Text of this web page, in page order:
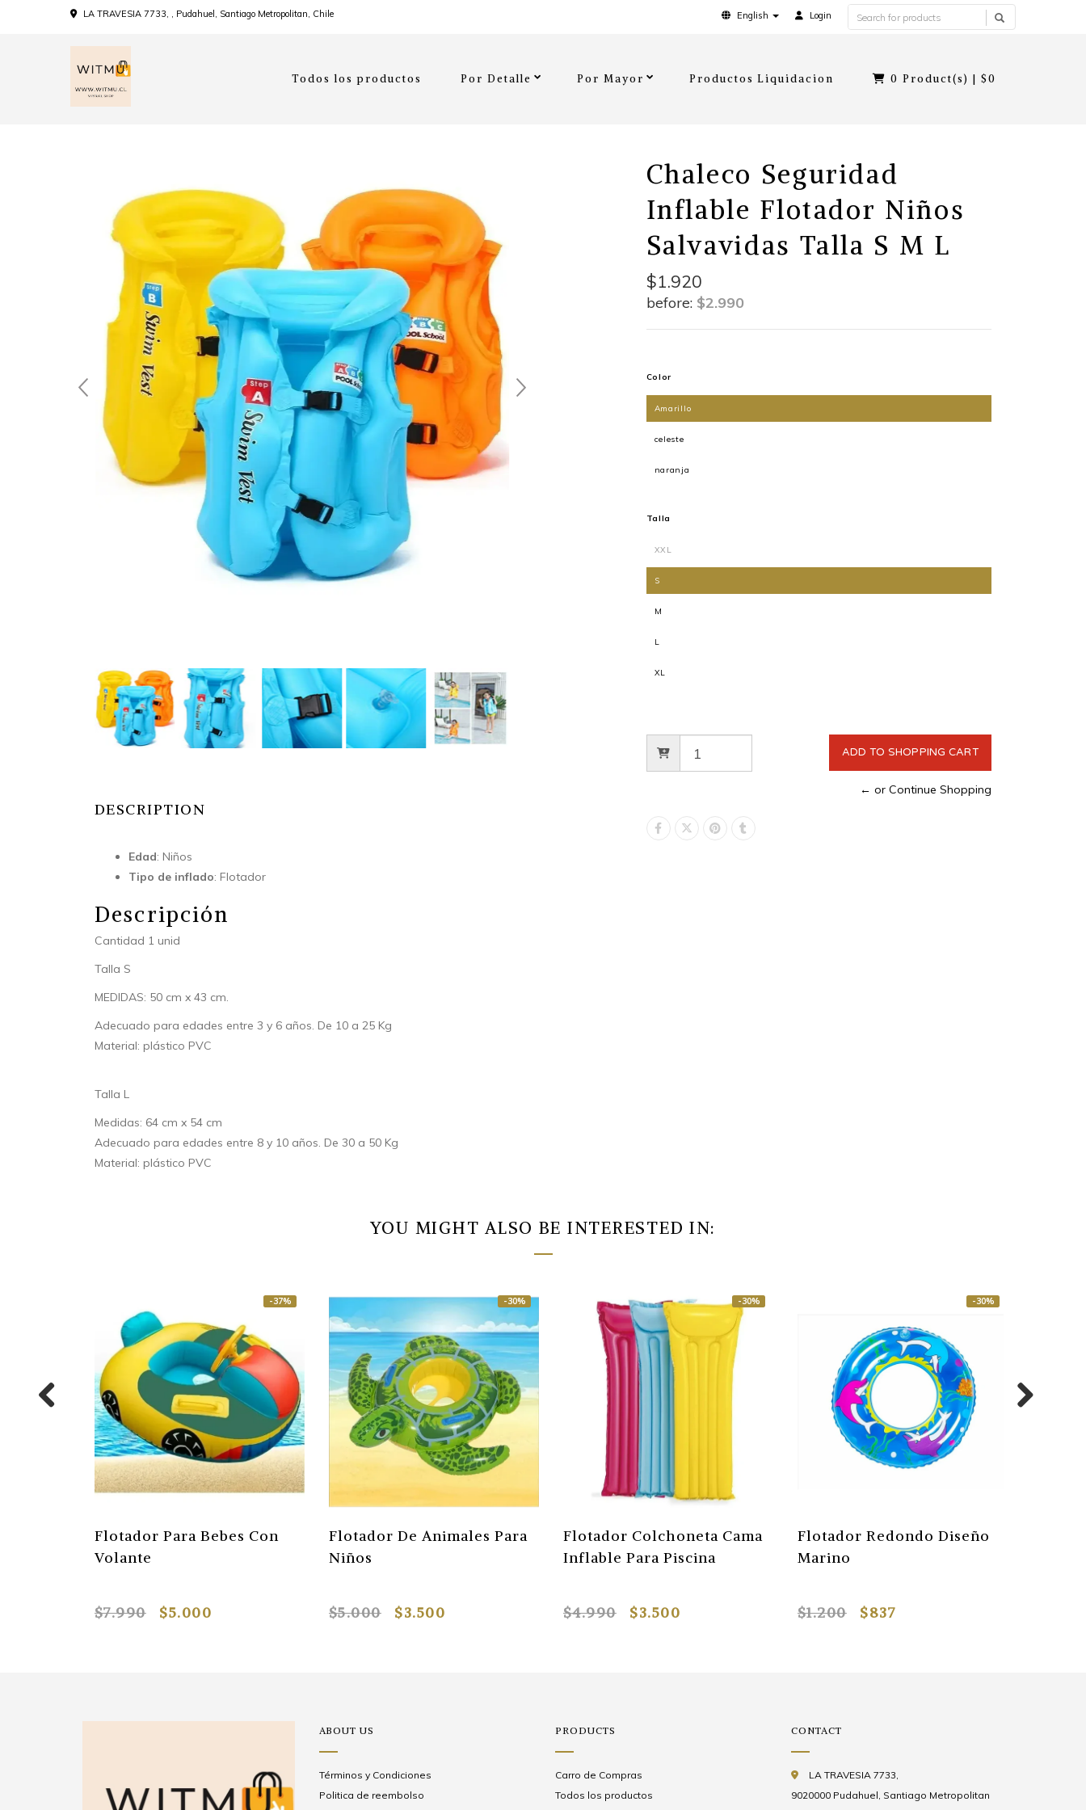
LA TRAVESIA 7733, , Pudahuel, Santiago Metropolitan, Chile English Login
Todos los productos Por Detalle Por Mayor Productos Liquidacion 0 Product(s) |$0
DESCRIPTION
Edad: Niños
Tipo de inflado: Flotador
Descripción
Cantidad 1 unid
Talla S
MEDIDAS: 50 cm x 43 cm.
Adecuado para edades entre 3 y 6 años. De 10 a 25 Kg
Material: plástico PVC
Talla L
Medidas: 64 cm x 54 cm
Adecuado para edades entre 8 y 10 años. De 30 a 50 Kg
Material: plástico PVC
Chaleco Seguridad
Inflable Flotador Niños
Salvavidas Talla S M L
$1.920
before: $2.990
Color
Amarillo
celeste
naranja
Talla
XXL
S
M
L
XL
← or Continue Shopping
YOU MIGHT ALSO BE INTERESTED IN:
-37%
Flotador Para Bebes Con
Volante
$7.990 $5.000
-30%
Flotador De Animales Para
Niños
$5.000 $3.500
-30%
Flotador Colchoneta Cama
Inflable Para Piscina
$4.990 $3.500
-30%
Flotador Redondo Diseño
Marino
$1.200 $837
ABOUT US
Términos y Condiciones
Politica de reembolso
PRODUCTS
Carro de Compras
Todos los productos
CONTACT
LA TRAVESIA 7733,
9020000 Pudahuel, Santiago Metropolitan